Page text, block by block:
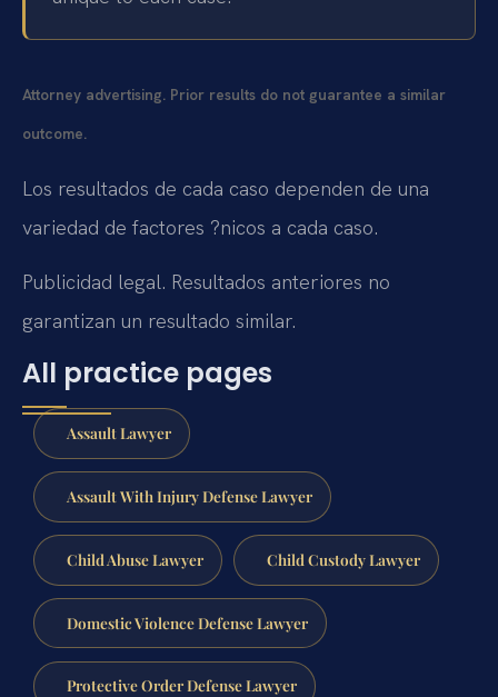
Attorney advertising. Prior results do not guarantee a similar
outcome.
Los resultados de cada caso dependen de una
variedad de factores ?nicos a cada caso.
Publicidad legal. Resultados anteriores no
garantizan un resultado similar.
All practice pages
Assault Lawyer
Assault With Injury Defense Lawyer
Child Abuse Lawyer Child Custody Lawyer
Domestic Violence Defense Lawyer
Protective Order Defense Lawyer